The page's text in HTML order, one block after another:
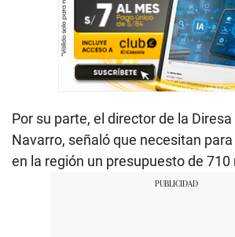
Por su parte, el director de la
Navarro, señaló que necesitan
en la región un presupuesto de 710